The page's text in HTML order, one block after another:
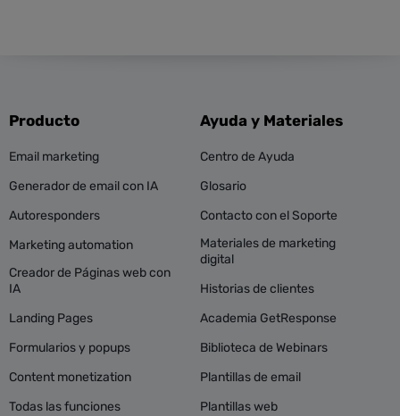
Producto
Email marketing
Generador de email con IA
Autoresponders
Marketing automation
Creador de Páginas web con
IA
Landing Pages
Formularios y popups
Content monetization
Todas las funciones
Ayuda y Materiales
Centro de Ayuda
Glosario
Contacto con el Soporte
Materiales de marketing
digital
Historias de clientes
Academia GetResponse
Biblioteca de Webinars
Plantillas de email
Plantillas web